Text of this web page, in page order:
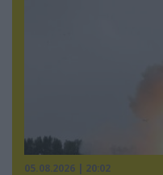
05.08.2026 | 20:02